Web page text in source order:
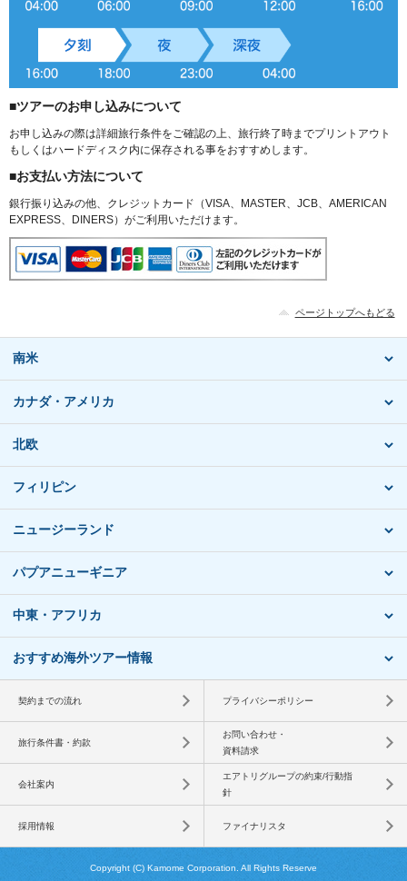
■ツアーのお申し込みについて
お申し込みの際は詳細旅行条件をご確認の上、旅行終了時までプリントアウト
もしくはハードディスク内に保存される事をおすすめします。
■お支払い方法について
銀行振り込みの他、クレジットカード（VISA、MASTER、JCB、AMERICAN
EXPRESS、DINERS）がご利用いただけます。
ページトップへもどる
南米
カナダ・アメリカ
北欧
フィリピン
ニュージーランド
パプアニューギニア
中東・アフリカ
おすすめ海外ツアー情報
契約までの流れ プライバシーポリシー
旅行条件書・約款
お問い合わせ・
資料請求
会社案内
エアトリグループの約束/行動指
針
採用情報 ファイナリスタ
Copyright (C) Kamome Corporation. All Rights Reserve